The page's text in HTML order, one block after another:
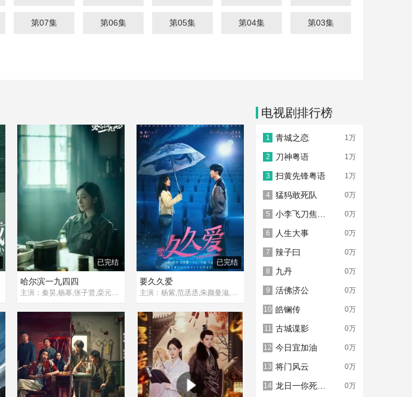
第07集 第06集 第05集 第04集 第03集
已完结
哈尔滨一九四四
主演：秦昊,杨幂,张子贤,栾元晖,王鹤润,刘宇轩,林家川,蒋奇明,冯兵,李东恒,赵滨,董畅,张国强,浩歌,沙宝亮,田小洁,景岗山
已完结
要久久爱
主演：杨紫,范丞丞,朱颜曼滋,金世佳,孙燕姿,王乾越,方悦乔,钊瑞
电视剧排行榜
1 青城之恋 1万
2 刀神粤语 1万
3 扫黄先锋粤语 1万
4 猛犸敢死队 0万
5 0万
6 人生大事 0万
7 辣子曰 0万
8 九丹 0万
9 活佛济公 0万
10 皓镧传 0万
11 古城谍影 0万
12 今日宜加油 0万
13 将门风云 0万
14 0万